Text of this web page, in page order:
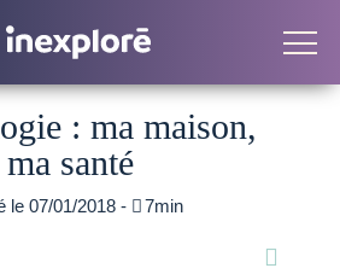
: ma maison,
ma santé
le 07/01/2018 - 7min
